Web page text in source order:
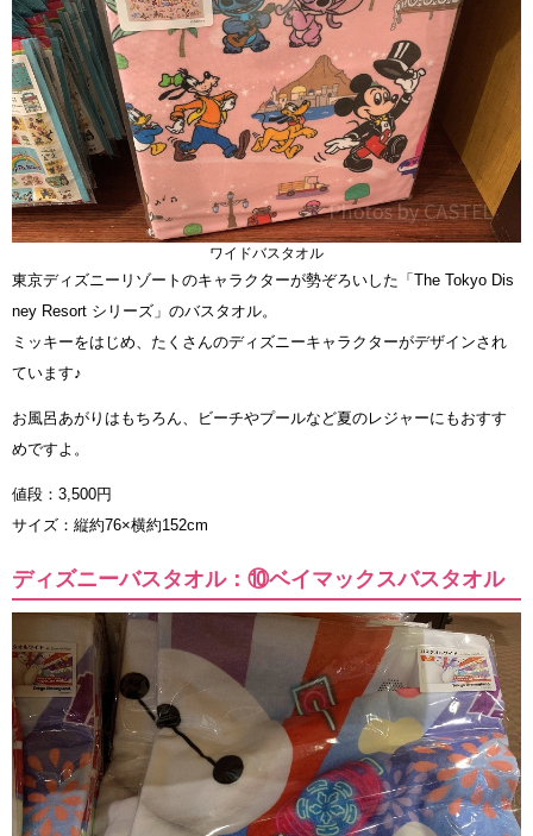
ワイドバスタオル
東京ディズニーリゾートのキャラクターが勢ぞろいした「The Tokyo Dis
ney Resort シリーズ」のバスタオル。
ミッキーをはじめ、たくさんのディズニーキャラクターがデザインされ
ています♪
お風呂あがりはもちろん、ビーチやプールなど夏のレジャーにもおすす
めですよ。
値段：3,500円
サイズ：縦約76×横約152cm
ディズニーバスタオル：⑩ベイマックスバスタオル